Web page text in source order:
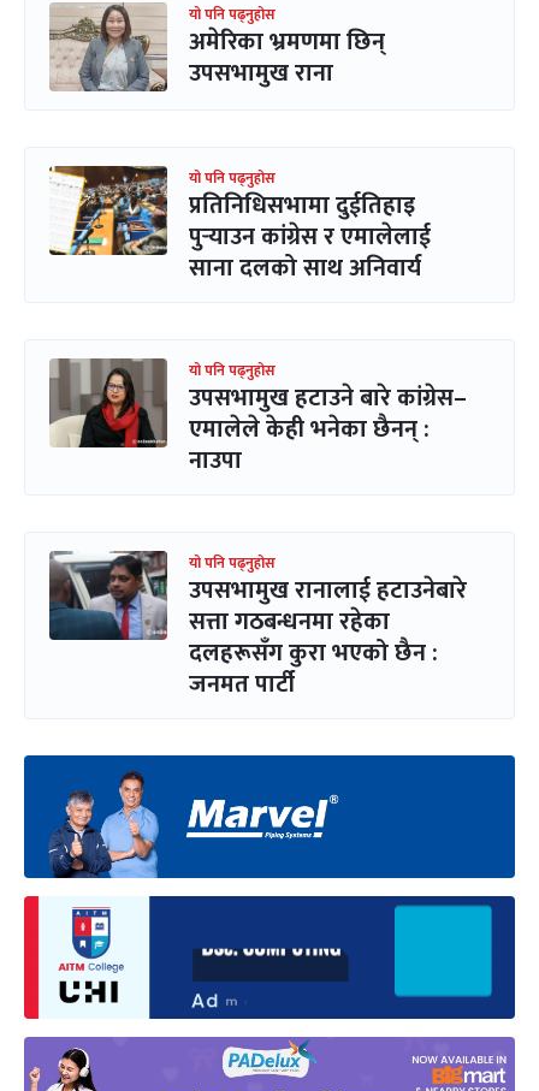
यो पनि पढ्नुहोस
अमेरिका भ्रमणमा छिन्
उपसभामुख राना
यो पनि पढ्नुहोस
प्रतिनिधिसभामा दुईतिहाइ
पुर्‍याउन कांग्रेस र एमालेलाई
साना दलको साथ अनिवार्य
यो पनि पढ्नुहोस
उपसभामुख हटाउने बारे कांग्रेस–
एमालेले केही भनेका छैनन् :
नाउपा
यो पनि पढ्नुहोस
उपसभामुख रानालाई हटाउनेबारे
सत्ता गठबन्धनमा रहेका
दलहरूसँग कुरा भएको छैन :
जनमत पार्टी